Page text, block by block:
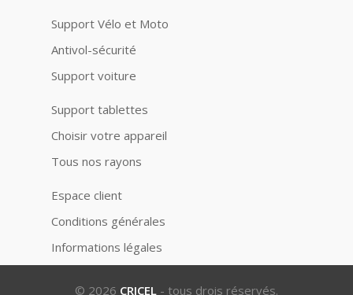
Support Vélo et Moto
Antivol-sécurité
Support voiture
Support tablettes
Choisir votre appareil
Tous nos rayons
Espace client
Conditions générales
Informations légales
© 2026 CRICEL - tous drois réservés.